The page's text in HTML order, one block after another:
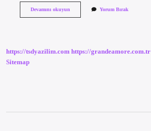
Devamını okuyunKurana
Yorum Bırak
https://tsdyazilim.com https://grandeamore.com.tr
Sitemap